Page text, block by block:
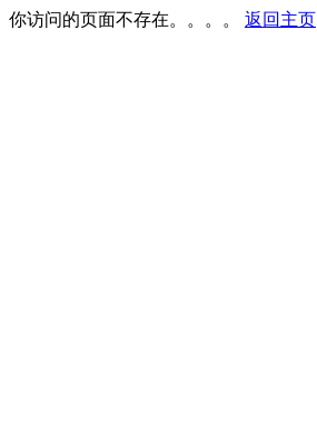
你访问的页面不存在。。。。 返回主页